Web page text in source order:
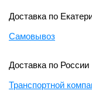
Доставка по
Самовывоз
Доставка по России
Транспортной